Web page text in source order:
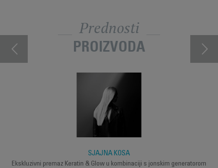
Prednosti
PROIZVODA
SJAJNA KOSA
Ekskluzivni premaz Keratin & Glow u kombinaciji s jonskim generatorom